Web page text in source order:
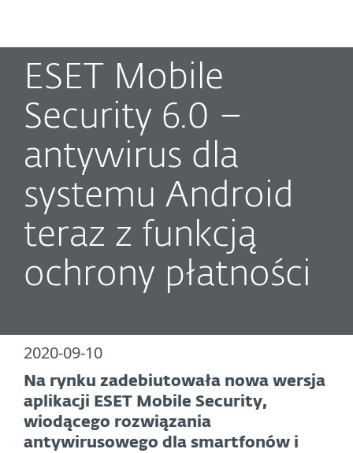
ESET Mobile
Security 6.0 –
antywirus dla
systemu Android
teraz z funkcją
ochrony płatności
2020-09-10
Na rynku zadebiutowała nowa wersja
aplikacji ESET Mobile Security,
wiodącego rozwiązania
antywirusowego dla smartfonów i